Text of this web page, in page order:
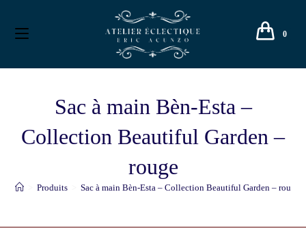
0
Sac à main Bèn-Esta –
Collection Beautiful Garden –
rouge
Produits Sac à main Bèn-Esta – Collection Beautiful Garden – rouge